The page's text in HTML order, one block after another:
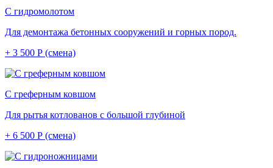
С гидромолотом
Для демонтажа бетонных сооружений и горных пород.
+ 3 500 Р (смена)
С греферным ковшом
Для рытья котлованов с большой глубиной
+ 6 500 Р (смена)